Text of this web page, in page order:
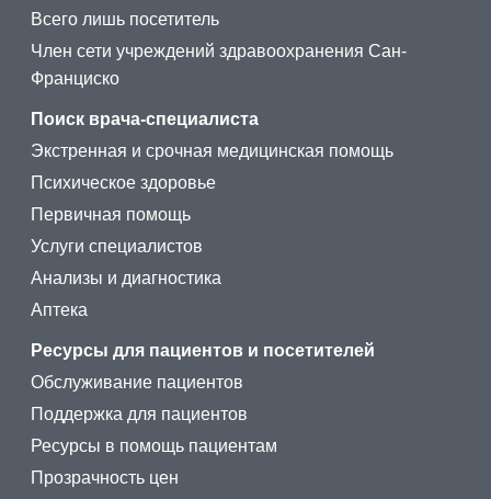
Всего лишь посетитель
Член сети учреждений здравоохранения Сан-
Франциско
Поиск врача-специалиста
Экстренная и срочная медицинская помощь
Психическое здоровье
Первичная помощь
Услуги специалистов
Анализы и диагностика
Аптека
Ресурсы для пациентов и посетителей
Обслуживание пациентов
Поддержка для пациентов
Ресурсы в помощь пациентам
Прозрачность цен